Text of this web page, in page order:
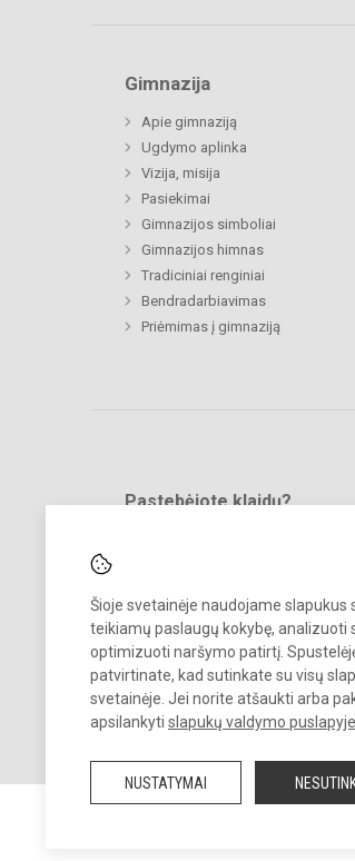
Šioje svetainėje naudojame
teikiamų paslaugų kokybę, analizuoti
optimizuoti naršymo patirtį.
patvirtinate, kad sutinkate su visų
svetainėje. Jei norite atšaukti arba
apsilankyti slapukų valdymo puslapyje
NUSTATYMAI
Gimnazija
Apie gimnaziją
Ugdymo aplinka
Vizija, misija
Pasiekimai
Gimnazijos simboliai
Gimnazijos himnas
Tradiciniai renginiai
Bendradarbiavimas
Priėmimas į gimnaziją
Pastebėjote klaidų?
© 2025. Kauno r. Babtų gimnazija. Visos
Kopijuoti turinį be raštiško gimnazijos